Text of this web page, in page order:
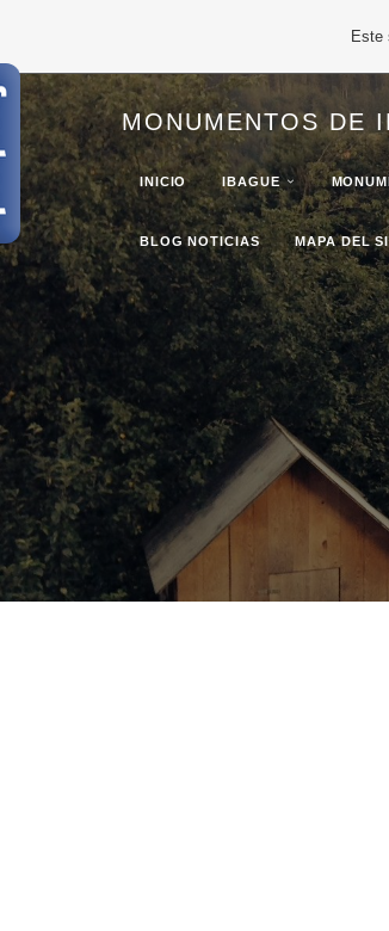
MONUMENTOS DE
INICIO IBAGUE
BLOG NOTICIAS MAPA DEL
Este